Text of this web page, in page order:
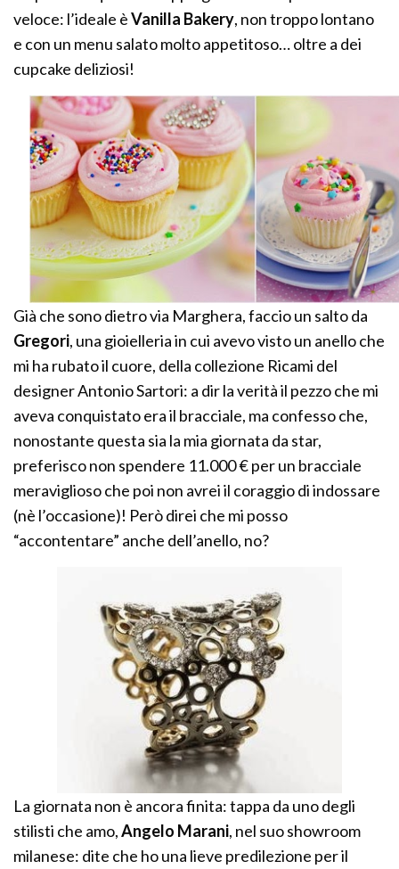
veloce: l’ideale èVanilla Bakery, non troppo lontano
e con un menu salato molto appetitoso… oltre a dei
cupcake deliziosi!
Già che sono dietro via Marghera, faccio un salto da
Gregori, una gioielleria in cui avevo visto un anello che
mi ha rubato il cuore, della collezione Ricami del
designer Antonio Sartori: a dir la verità il pezzo che mi
aveva conquistato era il bracciale, ma confesso che,
nonostante questa sia la mia giornata da star,
preferisco non spendere 11.000 € per un bracciale
meraviglioso che poi non avrei il coraggio di indossare
(nè l’occasione)! Però direi che mi posso
“accontentare” anche dell’anello, no?
La giornata non è ancora finita: tappa da uno degli
stilisti che amo,Angelo Marani, nel suo showroom
milanese: dite che ho una lieve predilezione per il